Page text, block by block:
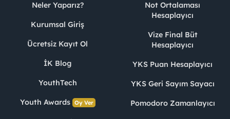
Neler Yaparız?
Kurumsal Giriş
Ücretsiz Kayıt Ol
İK Blog
YouthTech
Youth Awards Oy Ver
Not Ortalaması
Hesaplayıcı
Vize Final Büt
Hesaplayıcı
YKS Puan Hesaplayıcı
YKS Geri Sayım Sayacı
Pomodoro Zamanlayıcı